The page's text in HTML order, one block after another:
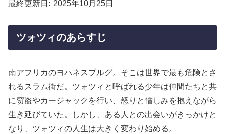
最終更新日 2025年10月25日
ツォツィのあらすじ
南アフリカのヨハネスブルグ。そこは世界で最も危険とさ
れるスラム街だ。ツォツィと呼ばれる少年は仲間たちと共
に窃盗やカージャックを行い、怒りと憎しみを抱えながら
生き延びていた。しかし、ある人との出会いがきっかけと
なり、ツォツィの人生は大きく変わり始める。